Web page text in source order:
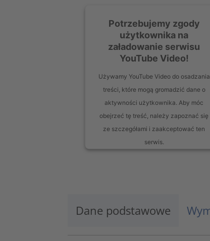
Potrzebujemy zgody
użytkownika na
załadowanie serwisu
YouTube Video!
Używamy YouTube Video do osadzania
treści, które mogą gromadzić dane o
aktywności użytkownika. Aby móc
obejrzeć tę treść, należy zapoznać się
ze szczegółami i zaakceptować ten
serwis.
powered byUsercentrics Consent
Dane podstawowe